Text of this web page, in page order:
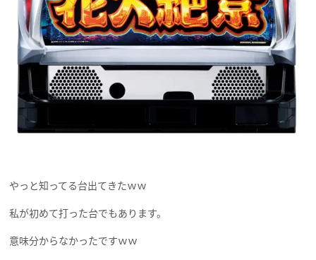
やっと知ってる台出てきたｗｗ
私が初めて打った台でもあります。
意味分からなかったですｗｗ